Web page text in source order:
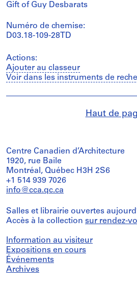
Gift of Guy Desbarats
Numéro de chemise:
D03.18-109-28TD
Actions:
Ajouter au classeur
Voir dans les instruments de
Haut de
Centre Canadien d’Architecture
1920, rue Baile
Montréal, Québec H3H 2S6
+1 514 939 7026
info@cca.qc.ca
Salles et librairie ouvertes
Accès à la collection sur rendez-
Information au visiteur
Expositions en cours
Événements
Archives